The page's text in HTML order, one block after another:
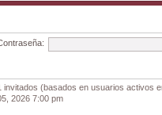
(basados en usuarios activos
2026 7:00 pm